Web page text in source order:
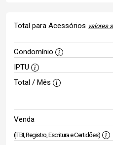
Total para Acessórios valores
Condomínio
IPTU
Total / Mês
Venda
(ITBI, Registro, Escritura e Certidões)